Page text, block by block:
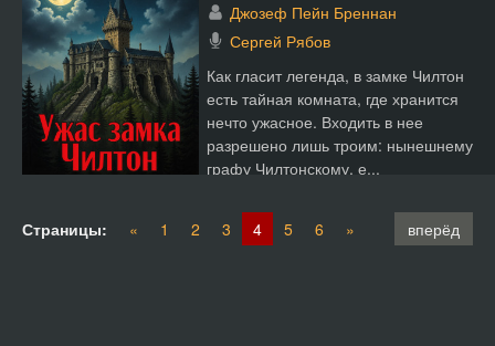
Джозеф Пейн Бреннан
Сергей Рябов
Как гласит легенда, в замке Чилтон
есть тайная комната, где хранится
нечто ужасное. Входить в нее
разрешено лишь троим: нынешнему
графу Чилтонскому, е...
вперёд
Страницы: « 1 2 3 4 5 6 »